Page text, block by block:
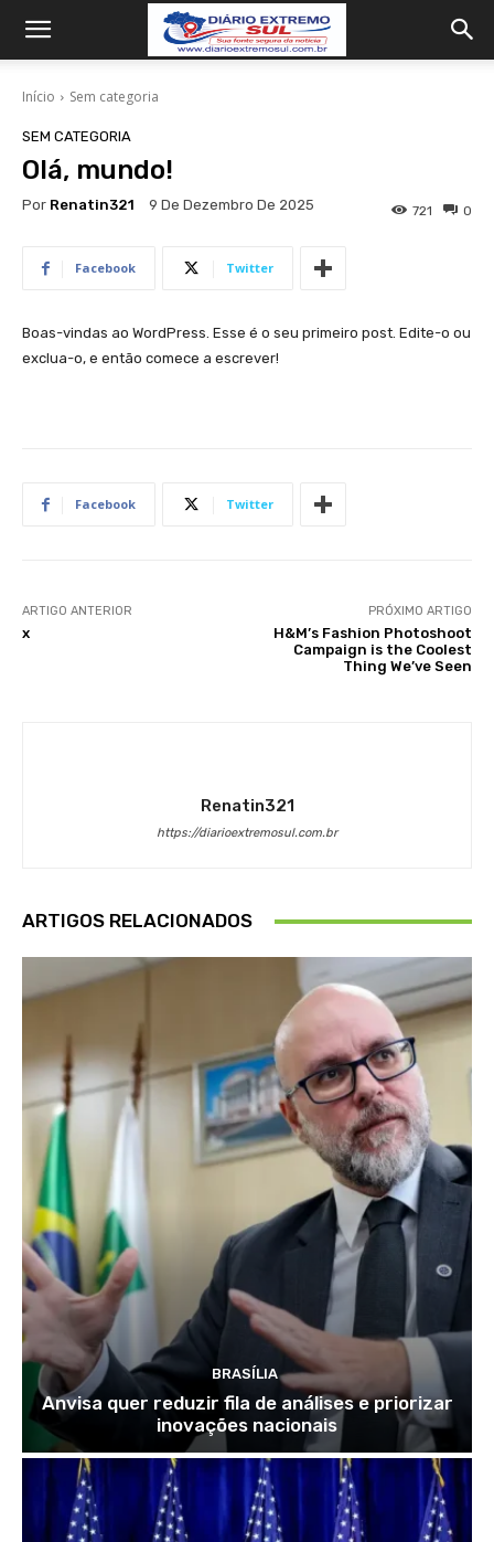
Início Sem categoria
SEM CATEGORIA
Olá, mundo!
Por Renatin321 9 De Dezembro De 2025 0
721
Facebook Twitter
Boas-vindas ao WordPress. Esse é o seu primeiro post. Edite-o ou
exclua-o, e então comece a escrever!
Facebook Twitter
ARTIGO ANTERIOR
x
PRÓXIMO ARTIGO
H&M’s Fashion Photoshoot
Campaign is the Coolest
Thing We’ve Seen
Renatin321
https://diarioextremosul.com.br
ARTIGOS RELACIONADOS
BRASÍLIA
Anvisa quer reduzir fila de análises e priorizar
inovações nacionais